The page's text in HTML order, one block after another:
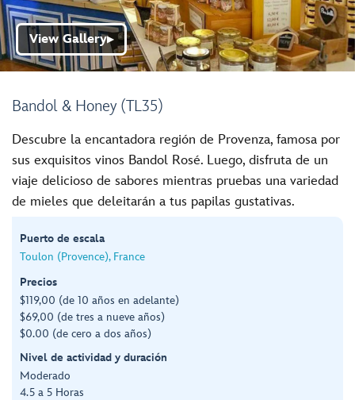
Bandol & Honey (TL35)
View Gallery▶
Descubre la encantadora región de Provenza, famosa por
sus exquisitos vinos Bandol Rosé. Luego, disfruta de un
viaje delicioso de sabores mientras pruebas una variedad
de mieles que deleitarán a tus papilas gustativas.
Puerto de escala
Toulon (Provence), France
Precios
$119,00 (de 10 años en adelante)
$69,00 (de tres a nueve años)
$0.00 (de cero a dos años)
Nivel de actividad y duración
Moderado
4.5 a 5 Horas